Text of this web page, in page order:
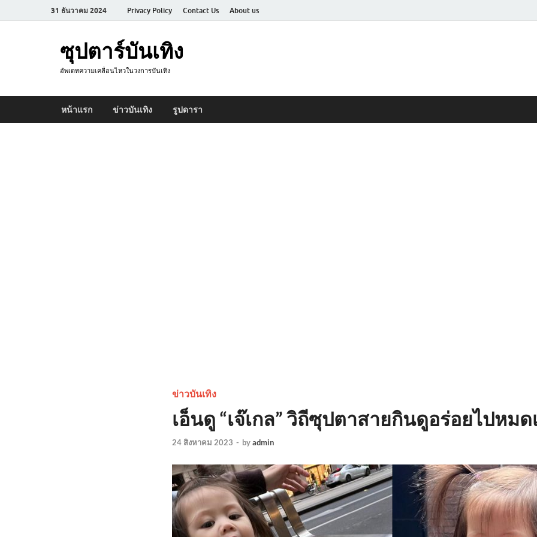
31 ธันวาคม 2024 Privacy Policy Contact Us About us
ซุปตาร์บันเทิง
อัพเดทความเคลื่อนไหวในวงการบันเทิง
หน้าแรก ข่าวบันเทิง รูปดารา
ข่าวบันเทิง
เอ็นดู “เจ๊เกล” วิถีซุปตาสายกินดูอร่อยไปหมด
24 สิงหาคม 2023 - byadmin